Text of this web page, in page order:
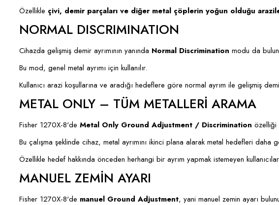
Özellikle çivi, demir parçaları ve diğer metal çöplerin yoğun olduğu
NORMAL DISCRIMINATION
Cihazda gelişmiş demir ayrımının yanında Normal Discrimination modu da
Bu mod, genel metal ayrımı için kullanılır.
Kullanıcı arazi koşullarına ve aradığı hedeflere göre normal ayrım ile gelişmiş
METAL ONLY – TÜM METALLERİ ARAMA
Fisher 1270X-8'de Metal Only Ground Adjustment / Discrimination özelliği
Bu çalışma şeklinde cihaz, metal ayrımını ikinci plana alarak metal hedefleri daha
Özellikle hedef hakkında önceden herhangi bir ayrım yapmak istemeyen kullanıcılar
MANUEL ZEMİN AYARI
Fisher 1270X-8'de manuel Ground Adjustment, yani manuel zemin ayarı